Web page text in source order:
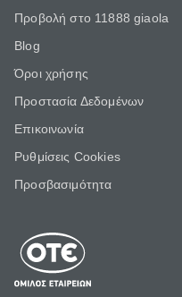
Προβολή στο 11888 giaola
Blog
Όροι χρήσης
Προστασία Δεδομένων
Επικοινωνία
Ρυθμίσεις Cookies
Προσβασιμότητα